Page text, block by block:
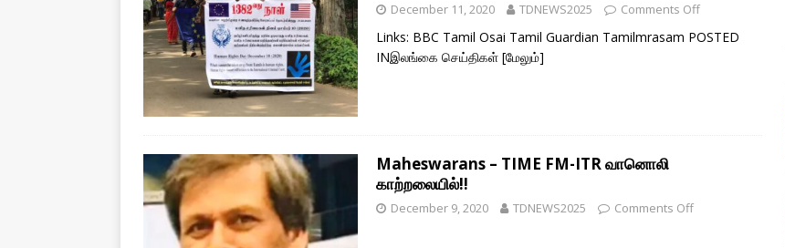
December 11, 2020 TDNEWS2025 Comments Off
Links: BBC Tamil Osai Tamil Guardian Tamilmrasam POSTED
INஇலங்கை செய்திகள் [மேலும்]
Maheswarans – TIME FM-ITR வானொலி
காற்றலையில்!!
December 9, 2020 TDNEWS2025 Comments Off